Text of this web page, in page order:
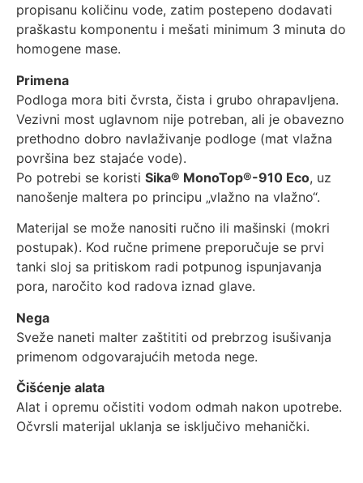
propisanu količinu vode, zatim postepeno dodavati
praškastu komponentu i mešati minimum 3 minuta do
homogene mase.
Primena
Podloga mora biti čvrsta, čista i grubo ohrapavljena.
Vezivni most uglavnom nije potreban, ali je obavezno
prethodno dobro navlaživanje podloge (mat vlažna
površina bez stajaće vode).
Po potrebi se koristi Sika® MonoTop®-910 Eco, uz
nanošenje maltera po principu „vlažno na vlažno“.
Materijal se može nanositi ručno ili mašinski (mokri
postupak). Kod ručne primene preporučuje se prvi
tanki sloj sa pritiskom radi potpunog ispunjavanja
pora, naročito kod radova iznad glave.
Nega
Sveže naneti malter zaštititi od prebrzog isušivanja
primenom odgovarajućih metoda nege.
Čišćenje alata
Alat i opremu očistiti vodom odmah nakon upotrebe.
Očvrsli materijal uklanja se isključivo mehanički.